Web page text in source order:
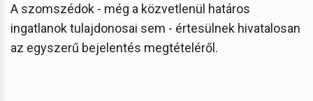
A szomszédok - még a közvetlenül határos
ingatlanok tulajdonosai sem - értesülnek hivatalosan
az egyszerű bejelentés megtételéről.